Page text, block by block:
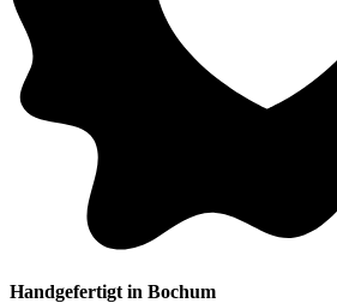
Handgefertigt in Bochum